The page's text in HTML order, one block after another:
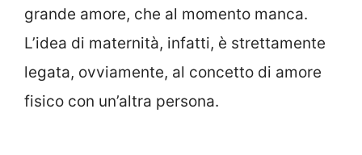
grande amore, che al momento manca.
L’idea di maternità, infatti, è strettamente
legata, ovviamente, al concetto di amore
fisico con un’altra persona.